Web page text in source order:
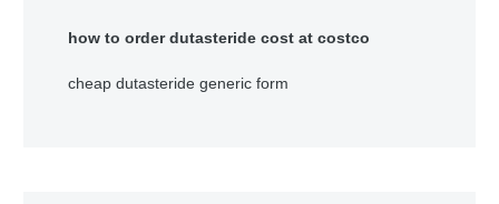
how to order dutasteride cost at costco
cheap dutasteride generic form